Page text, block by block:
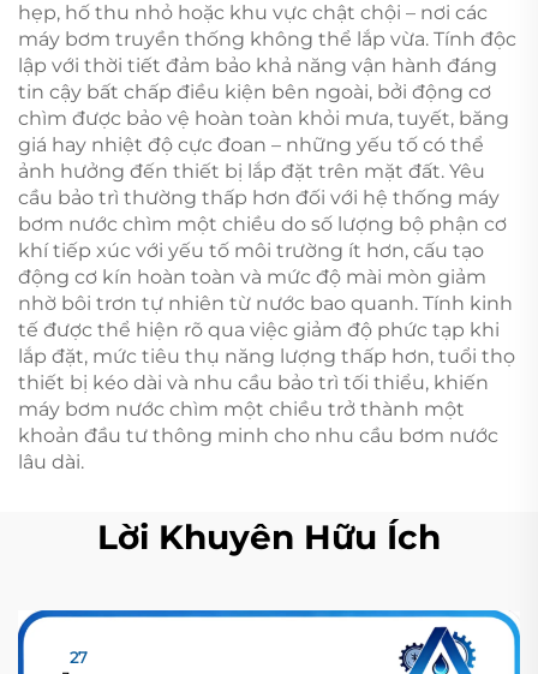
hẹp, hố thu nhỏ hoặc khu vực chật chội – nơi các
máy bơm truyền thống không thể lắp vừa. Tính độc
lập với thời tiết đảm bảo khả năng vận hành đáng
tin cậy bất chấp điều kiện bên ngoài, bởi động cơ
chìm được bảo vệ hoàn toàn khỏi mưa, tuyết, băng
giá hay nhiệt độ cực đoan – những yếu tố có thể
ảnh hưởng đến thiết bị lắp đặt trên mặt đất. Yêu
cầu bảo trì thường thấp hơn đối với hệ thống máy
bơm nước chìm một chiều do số lượng bộ phận cơ
khí tiếp xúc với yếu tố môi trường ít hơn, cấu tạo
động cơ kín hoàn toàn và mức độ mài mòn giảm
nhờ bôi trơn tự nhiên từ nước bao quanh. Tính kinh
tế được thể hiện rõ qua việc giảm độ phức tạp khi
lắp đặt, mức tiêu thụ năng lượng thấp hơn, tuổi thọ
thiết bị kéo dài và nhu cầu bảo trì tối thiểu, khiến
máy bơm nước chìm một chiều trở thành một
khoản đầu tư thông minh cho nhu cầu bơm nước
lâu dài.
Lời Khuyên Hữu Ích
27